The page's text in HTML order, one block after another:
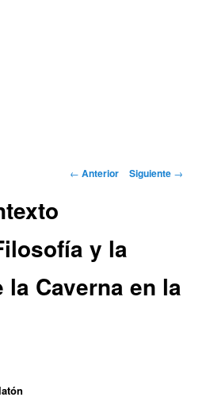
Navegación
← Anterior Siguiente →
y la
Caverna en la